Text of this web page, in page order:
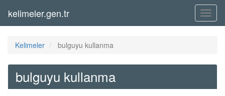
Menü
kelimeler.gen.tr
Kelimeler bulguyu kullanma
bulguyu kullanma